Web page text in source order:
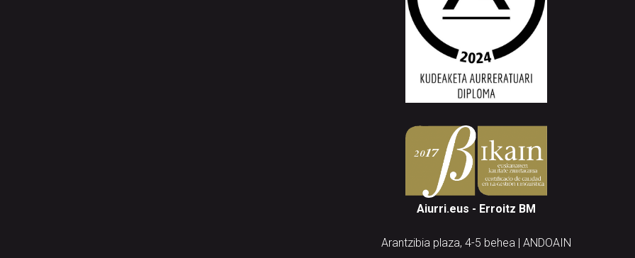
Aiurri.eus - Erroitz BM
Arantzibia plaza, 4-5 behea | ANDOAIN